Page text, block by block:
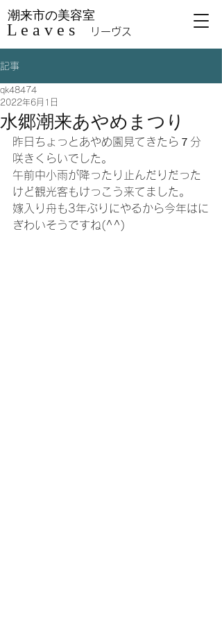
潮来市の美容室
L e a v e s リーヴス
記事
水郷潮来あやめまつり
qk48474
2022年6月1日
昨日ちょっとあやめ園見てきたら７分
咲きくらいでした。
午前中小雨が降ったり止んだりだった
けど観光客もけっこう来てました。
嫁入り舟も3年ぶりにやるから今年はに
ぎわいそうですね(^^)